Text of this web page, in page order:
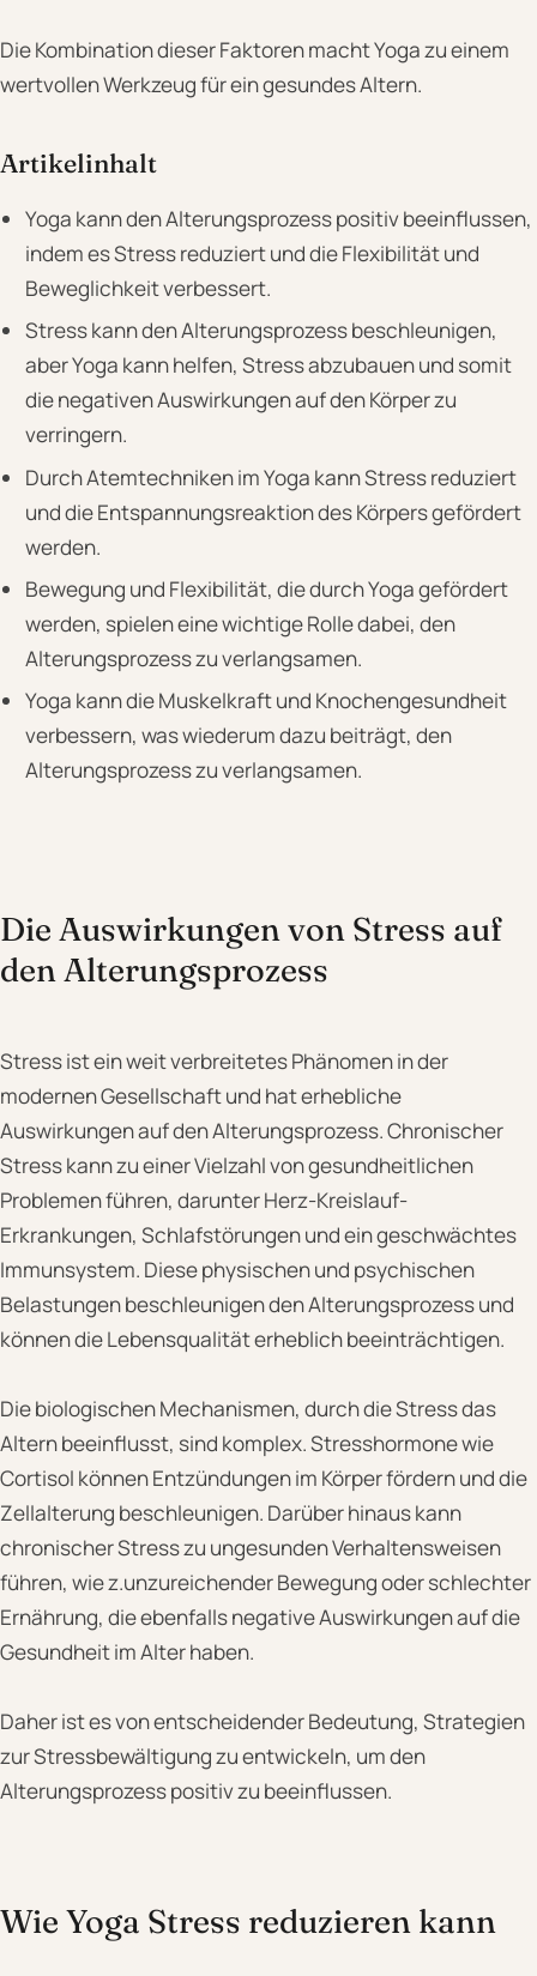
Die Kombination dieser Faktoren macht Yoga zu einem
wertvollen Werkzeug für ein gesundes Altern.
Artikelinhalt
Yoga kann den Alterungsprozess positiv beeinflussen,
indem es Stress reduziert und die Flexibilität und
Beweglichkeit verbessert.
Stress kann den Alterungsprozess beschleunigen,
aber Yoga kann helfen, Stress abzubauen und somit
die negativen Auswirkungen auf den Körper zu
verringern.
Durch Atemtechniken im Yoga kann Stress reduziert
und die Entspannungsreaktion des Körpers gefördert
werden.
Bewegung und Flexibilität, die durch Yoga gefördert
werden, spielen eine wichtige Rolle dabei, den
Alterungsprozess zu verlangsamen.
Yoga kann die Muskelkraft und Knochengesundheit
verbessern, was wiederum dazu beiträgt, den
Alterungsprozess zu verlangsamen.
Die Auswirkungen von Stress auf
den Alterungsprozess
Stress ist ein weit verbreitetes Phänomen in der
modernen Gesellschaft und hat erhebliche
Auswirkungen auf den Alterungsprozess. Chronischer
Stress kann zu einer Vielzahl von gesundheitlichen
Problemen führen, darunter Herz-Kreislauf-
Erkrankungen, Schlafstörungen und ein geschwächtes
Immunsystem. Diese physischen und psychischen
Belastungen beschleunigen den Alterungsprozess und
können die Lebensqualität erheblich beeinträchtigen.
Die biologischen Mechanismen, durch die Stress das
Altern beeinflusst, sind komplex. Stresshormone wie
Cortisol können Entzündungen im Körper fördern und die
Zellalterung beschleunigen. Darüber hinaus kann
chronischer Stress zu ungesunden Verhaltensweisen
führen, wie z.unzureichender Bewegung oder schlechter
Ernährung, die ebenfalls negative Auswirkungen auf die
Gesundheit im Alter haben.
Daher ist es von entscheidender Bedeutung, Strategien
zur Stressbewältigung zu entwickeln, um den
Alterungsprozess positiv zu beeinflussen.
Wie Yoga Stress reduzieren kann